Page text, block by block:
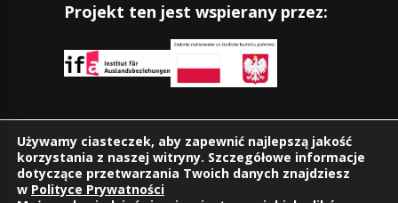
Projekt ten jest wspierany przez:
Znajdziesz nas również na:
Używamy ciasteczek, aby zapewnić najlepszą jakość
korzystania z naszej witryny. Szczegółowe informacje
dotyczące przetwarzania Twoich danych znajdziesz
w Polityce Prywatności